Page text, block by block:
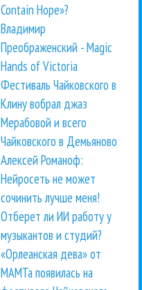
Contain Hope»?
Владимир
Преображенский - Magic
Hands of Victoria
Фестиваль Чайковского в
Клину вобрал джаз
Мерабовой и всего
Чайковского в Демьяново
Алексей Романоф:
Нейросеть не может
сочинить лучше меня!
Отберет ли ИИ работу у
музыкантов и студий?
«Орлеанская дева» от
МАМТа появилась на